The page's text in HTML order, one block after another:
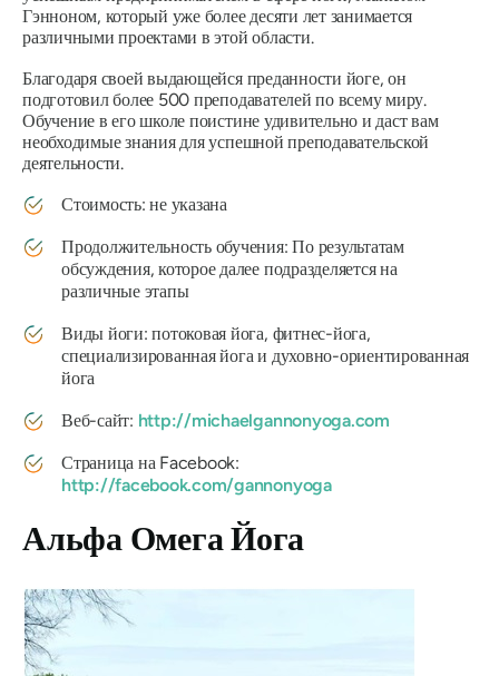
Гэнноном, который уже более десяти лет занимается
различными проектами в этой области.
Благодаря своей выдающейся преданности йоге, он
подготовил более 500 преподавателей по всему миру.
Обучение в его школе поистине удивительно и даст вам
необходимые знания для успешной преподавательской
деятельности.
Стоимость: не указана
Продолжительность обучения: По результатам
обсуждения, которое далее подразделяется на
различные этапы
Виды йоги: потоковая йога, фитнес-йога,
специализированная йога и духовно-ориентированная
йога
Веб-сайт: http://michaelgannonyoga.com
Страница на Facebook:
http://facebook.com/gannonyoga
Альфа Омега Йога